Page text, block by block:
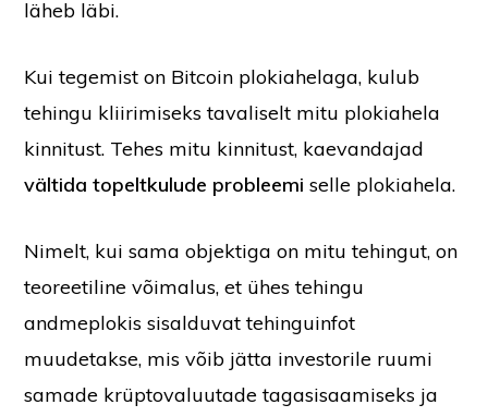
läheb läbi.
Kui tegemist on Bitcoin plokiahelaga, kulub
tehingu kliirimiseks tavaliselt mitu plokiahela
kinnitust. Tehes mitu kinnitust, kaevandajad
vältida topeltkulude probleemi selle plokiahela.
Nimelt, kui sama objektiga on mitu tehingut, on
teoreetiline võimalus, et ühes tehingu
andmeplokis sisalduvat tehinguinfot
muudetakse, mis võib jätta investorile ruumi
samade krüptovaluutade tagasisaamiseks ja